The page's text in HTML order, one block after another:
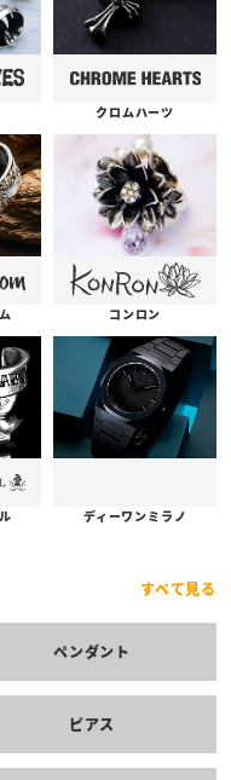
クロムハーツ
コンロン
ディーワンミラノ
すべて見る
ペンダント
ピアス